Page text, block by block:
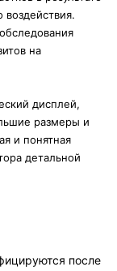
воздействия.
на
дисплей,
размеры и
и понятная
детальной
после